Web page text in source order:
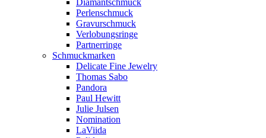
Diamantschmuck
Perlenschmuck
Gravurschmuck
Verlobungsringe
Partnerringe
Schmuckmarken
Delicate Fine Jewelry
Thomas Sabo
Pandora
Paul Hewitt
Julie Julsen
Nomination
LaViida